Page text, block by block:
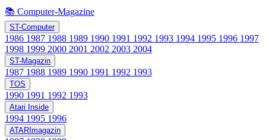
📚 Computer-Magazine
ST-Computer
1986 1987 1988 1989 1990 1991 1992 1993 1994 1995 1996 1997
1998 1999 2000 2001 2002 2003 2004
ST-Magazin
1987 1988 1989 1990 1991 1992 1993
TOS
1990 1991 1992 1993
Atari Inside
1994 1995 1996
ATARImagazin